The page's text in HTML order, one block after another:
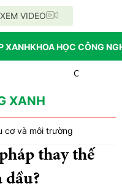
XEM VIDEO
XANHKHOA HỌC CÔNG
OAU đưa nhà
XANH
cơ và môi trường
thay thế
dầu?